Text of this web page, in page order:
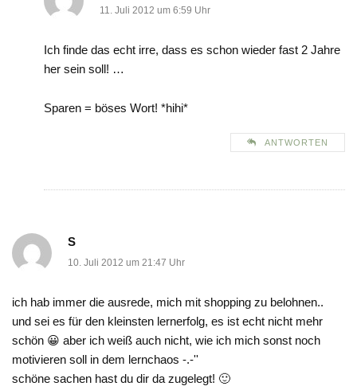
11. Juli 2012 um 6:59 Uhr
Ich finde das echt irre, dass es schon wieder fast 2 Jahre
her sein soll! …
Sparen = böses Wort! *hihi*
ANTWORTEN
S
10. Juli 2012 um 21:47 Uhr
ich hab immer die ausrede, mich mit shopping zu belohnen..
und sei es für den kleinsten lernerfolg, es ist echt nicht mehr
schön 😀 aber ich weiß auch nicht, wie ich mich sonst noch
motivieren soll in dem lernchaos -.-''
schöne sachen hast du dir da zugelegt! 🙂